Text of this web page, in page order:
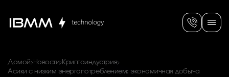
Домой Новости Криптоиндустрия
Асики с низким энергопотреблением: экономичная добыча